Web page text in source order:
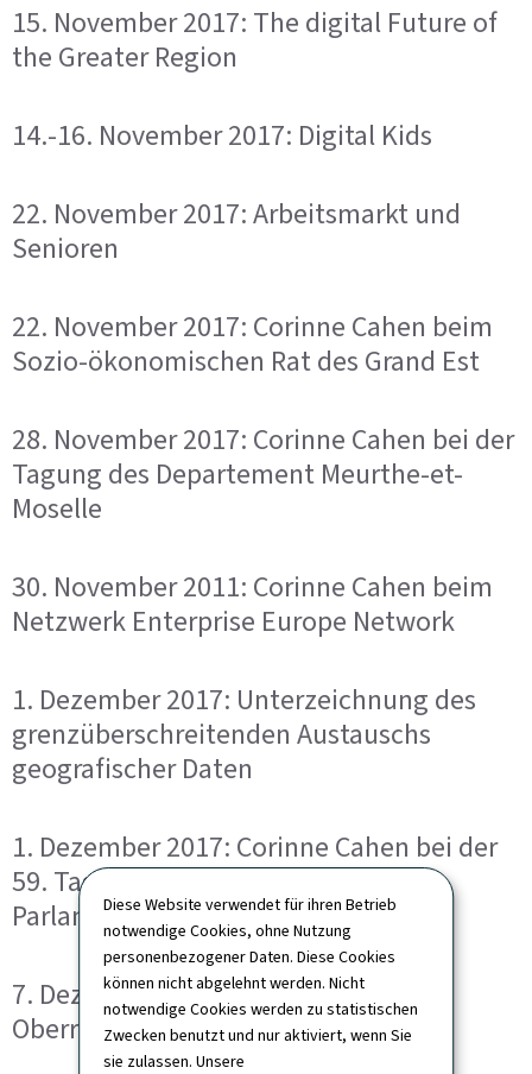
Diese Website verwendet für ihren Betrieb
notwendige Cookies, ohne Nutzung
personenbezogener Daten. Diese Cookies
können nicht abgelehnt werden. Nicht
notwendige Cookies werden zu statistischen
Zwecken benutzt und nur aktiviert, wenn Sie
sie zulassen. Unsere
15. November 2017: The digital Future of
the Greater Region
14.-16. November 2017: Digital Kids
22. November 2017: Arbeitsmarkt und
Senioren
22. November 2017: Corinne Cahen beim
Sozio-ökonomischen Rat des Grand Est
28. November 2017: Corinne Cahen bei der
Tagung des Departement Meurthe-et-
Moselle
30. November 2011: Corinne Cahen beim
Netzwerk Enterprise Europe Network
1. Dezember 2017: Unterzeichnung des
grenzüberschreitenden Austauschs
geografischer Daten
1. Dezember 2017: Corinne Cahen bei der
59. Tagung des interregionalen
Parlamentarierrates
7. Dezember 2017: Grossregion und
Oberrhein kommen zusammen